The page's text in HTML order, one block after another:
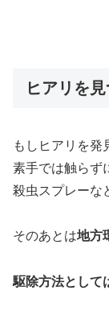
ヒアリを
もしヒアリを発
素手では触らず
殺虫スプレーな
そのあとは地方
駆除方法として